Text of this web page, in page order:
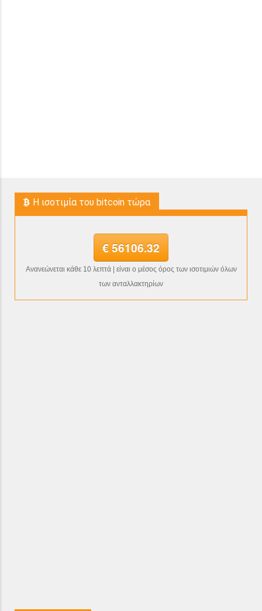
H ισοτιμία του bitcoin τώρα
€ 56106.32
Ανανεώνεται κάθε 10 λεπτά | είναι ο μέσος όρος των ισοτιμιών όλων
των ανταλλακτηρίων